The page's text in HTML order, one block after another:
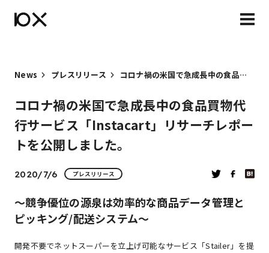
News プレスリリース コロナ禍の米国で急成長中の食品買物代行サービス「Instacart」リサーチレポートを公開しました。
コロナ禍の米国で急成長中の食品買物代
行サービス「Instacart」リサーチレポー
トを公開しました。
2020/7/6 プレスリリース
〜競争優位の源泉は効率的な商品データ管理と
ピッキング/配送システム〜
開発不要でネットスーパーを立上げ可能なサービス「Stailer」を提